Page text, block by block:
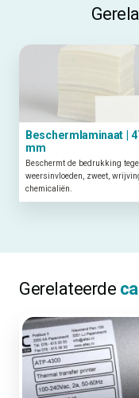
Beschermlaminaat |
mm
Beschermt de bedrukking
weersinvloeden, zweet,
chemicaliën.
Gerelateerde